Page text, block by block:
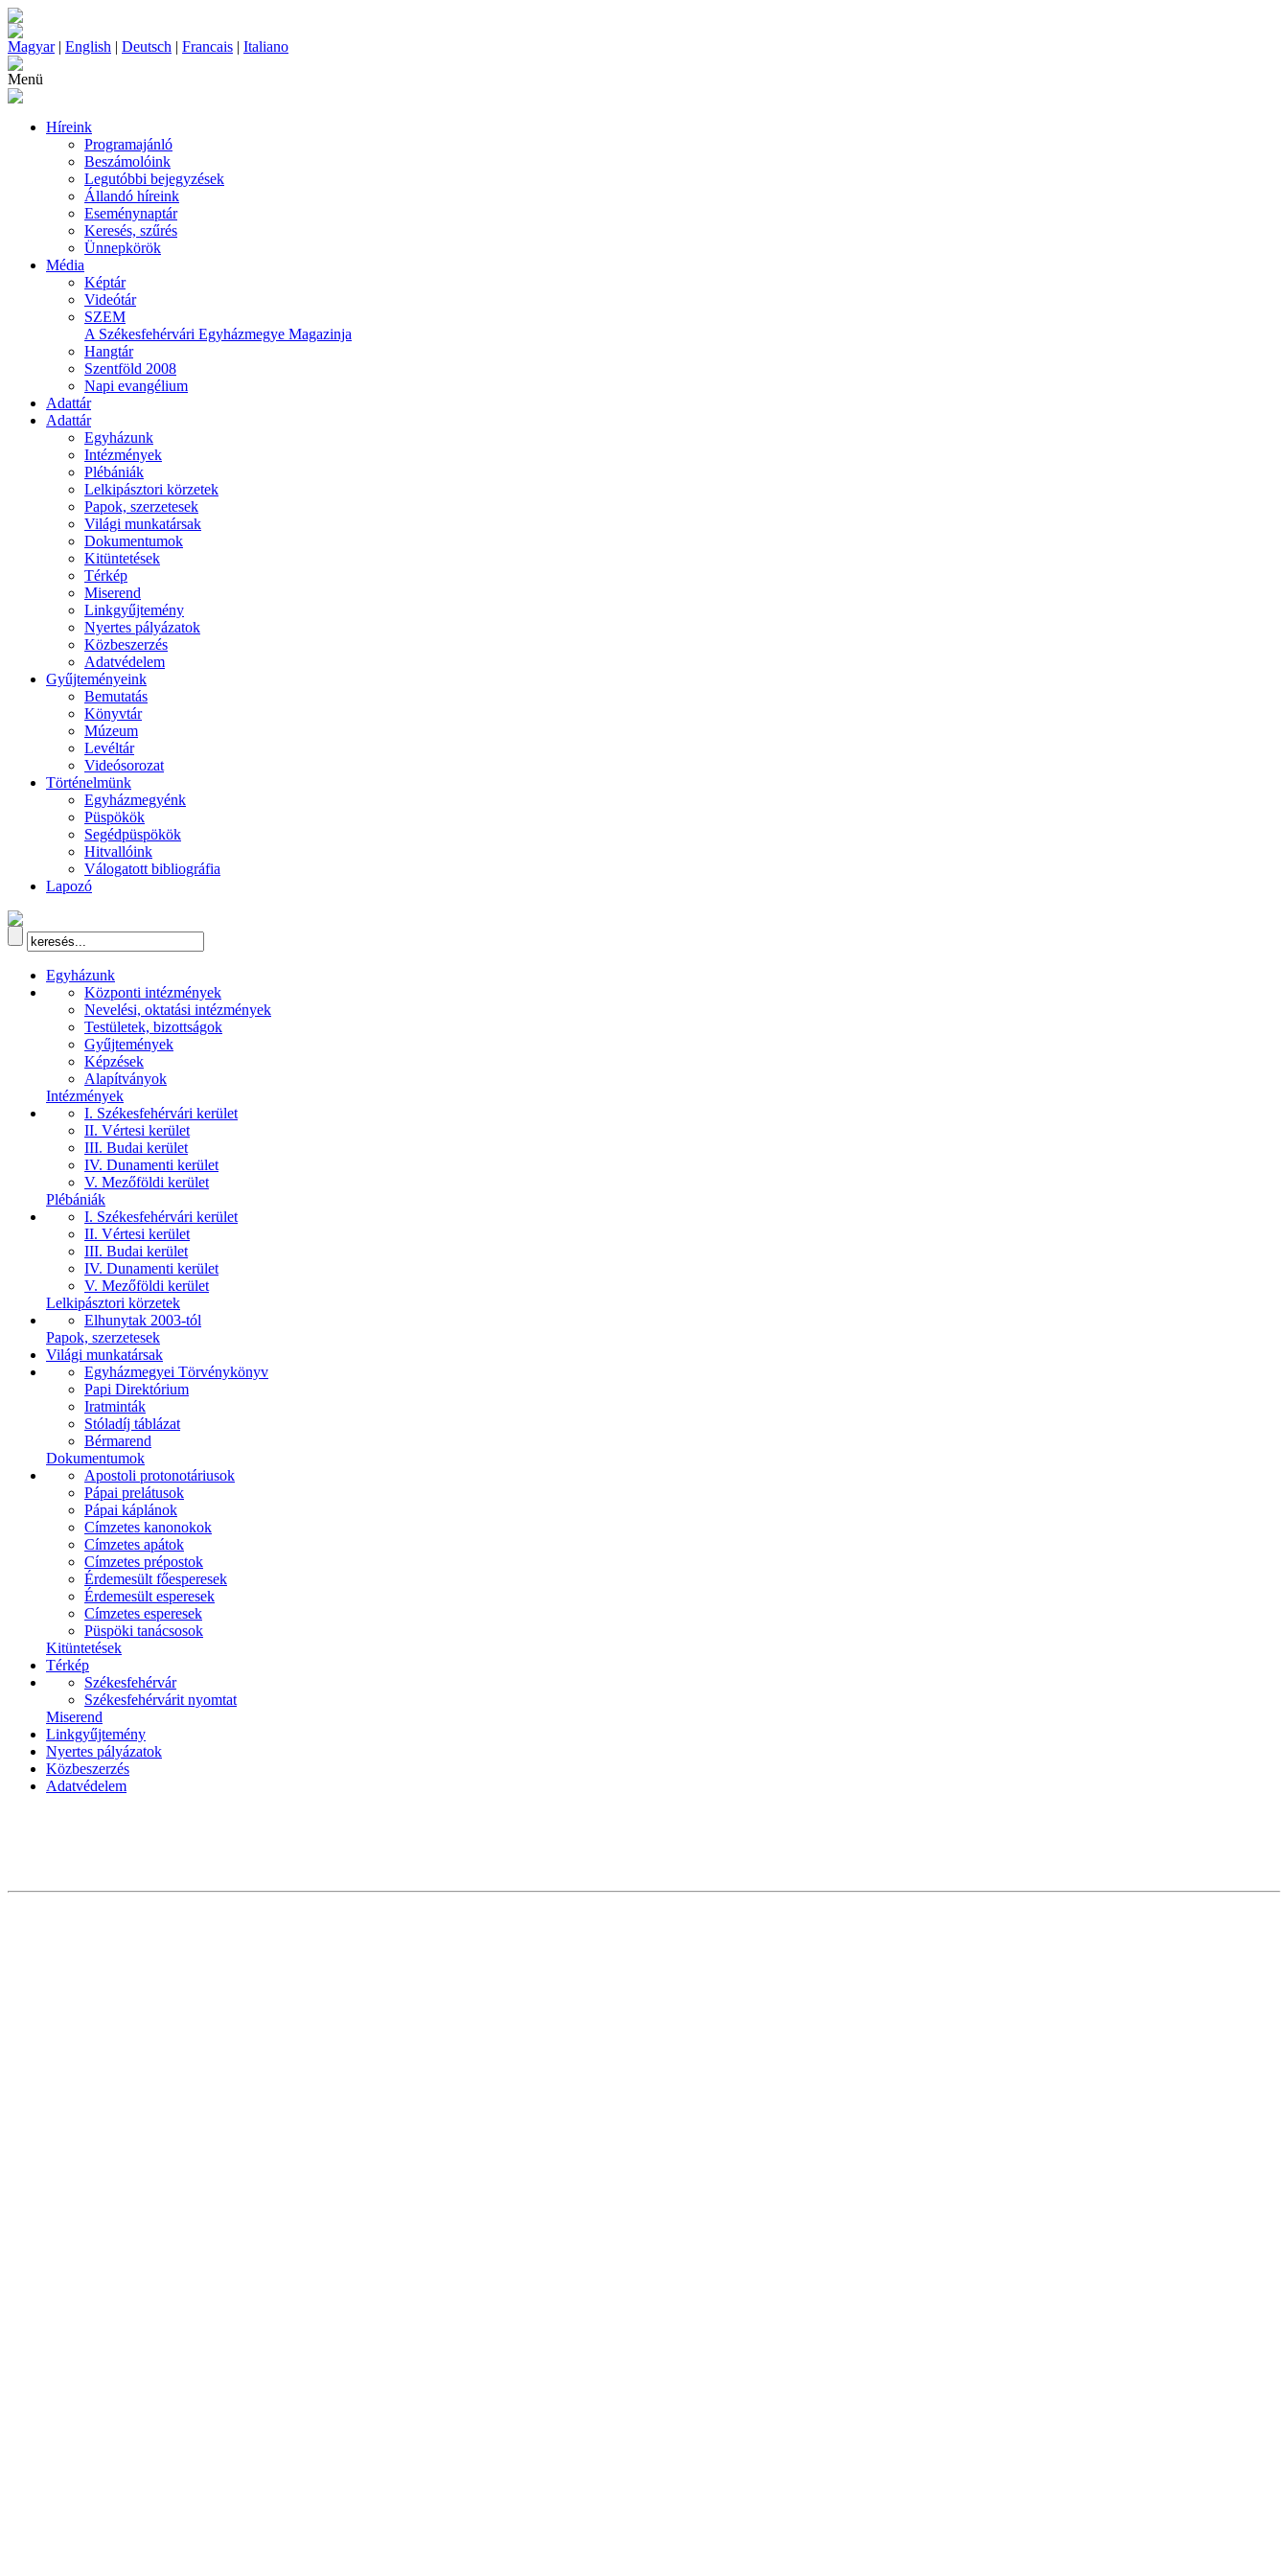
Magyar| English | Deutsch | Francais | Italiano
Menü
Híreink
Programajánló
Beszámolóink
Legutóbbi bejegyzések
Állandó híreink
Eseménynaptár
Keresés, szűrés
Ünnepkörök
Média
Képtár
Videótár
SZEM
A Székesfehérvári Egyházmegye Magazinja
Hangtár
Szentföld 2008
Napi evangélium
Adattár
Adattár
Egyházunk
Intézmények
Plébániák
Lelkipásztori körzetek
Papok, szerzetesek
Világi munkatársak
Dokumentumok
Kitüntetések
Térkép
Miserend
Linkgyűjtemény
Nyertes pályázatok
Közbeszerzés
Adatvédelem
Gyűjteményeink
Bemutatás
Könyvtár
Múzeum
Levéltár
Videósorozat
Történelmünk
Egyházmegyénk
Püspökök
Segédpüspökök
Hitvallóink
Válogatott bibliográfia
Lapozó
Egyházunk
Központi intézmények
Nevelési, oktatási intézmények
Testületek, bizottságok
Gyűjtemények
Képzések
Alapítványok
Intézmények
I. Székesfehérvári kerület
II. Vértesi kerület
III. Budai kerület
IV. Dunamenti kerület
V. Mezőföldi kerület
Plébániák
I. Székesfehérvári kerület
II. Vértesi kerület
III. Budai kerület
IV. Dunamenti kerület
V. Mezőföldi kerület
Lelkipásztori körzetek
Elhunytak 2003-tól
Papok, szerzetesek
Világi munkatársak
Egyházmegyei Törvénykönyv
Papi Direktórium
Iratminták
Stóladíj táblázat
Bérmarend
Dokumentumok
Apostoli protonotáriusok
Pápai prelátusok
Pápai káplánok
Címzetes kanonokok
Címzetes apátok
Címzetes prépostok
Érdemesült főesperesek
Érdemesült esperesek
Címzetes esperesek
Püspöki tanácsosok
Kitüntetések
Térkép
Székesfehérvár
Székesfehérvárit nyomtat
Miserend
Linkgyűjtemény
Nyertes pályázatok
Közbeszerzés
Adatvédelem